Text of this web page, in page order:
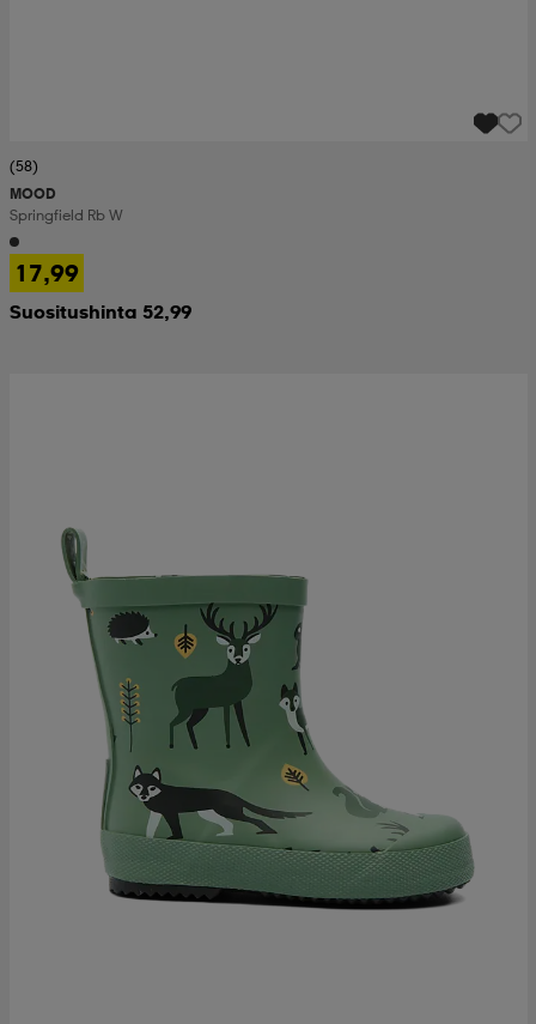
(58)
MOOD
Springfield Rb W
17,99
Suositushinta 52,99